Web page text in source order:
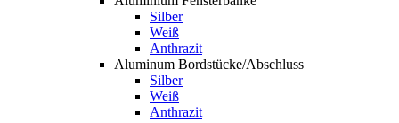
Silber
Weiß
Anthrazit
Aluminum Bordstücke/Abschluss
Silber
Weiß
Anthrazit